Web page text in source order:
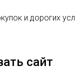
и дорогих
сайт